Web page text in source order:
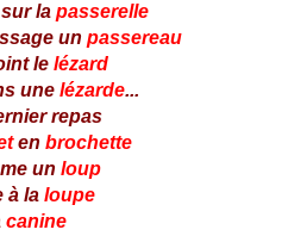
la passerelle
un passereau
lelézard
une lézarde...
repas
en brochette
un loup
à la loupe
canine